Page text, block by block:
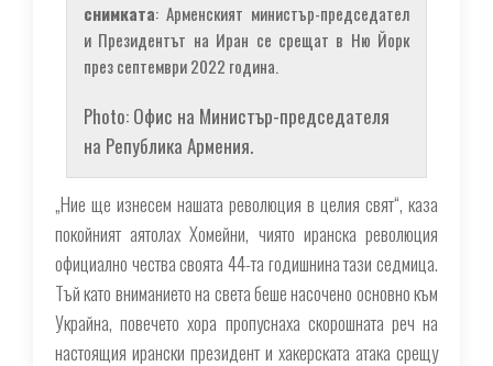
снимката: Арменският министър-председател
и Президентът на Иран се срещат в Ню Йорк
през септември 2022 година.
Photo: Офис на Министър-председателя
на Република Армения.
„Ние ще изнесем нашата революция в целия свят“, каза
покойният аятолах Хомейни, чиято иранска революция
официално чества своята 44-та годишнина тази седмица.
Тъй като вниманието на света беше насочено основно към
Украйна, повечето хора пропуснаха скорошната реч на
настоящия ирански президент и хакерската атака срещу